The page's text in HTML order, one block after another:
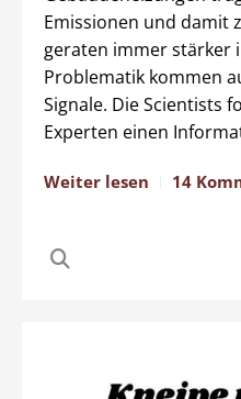
Emissionen und damit
geraten immer stärker
Problematik kommen
Signale. Die Scientists
Experten einen
Weiter lesen 14